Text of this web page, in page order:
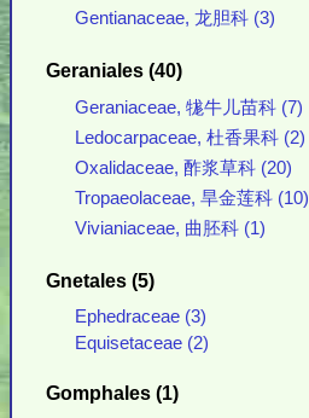
Gentianaceae, 龙胆科 (3)
Geraniales (40)
Geraniaceae, 牻牛儿苗科 (7)
Ledocarpaceae, 杜香果科 (2)
Oxalidaceae, 酢浆草科 (20)
Tropaeolaceae, 旱金莲科 (10)
Vivianiaceae, 曲胚科 (1)
Gnetales (5)
Ephedraceae (3)
Equisetaceae (2)
Gomphales (1)